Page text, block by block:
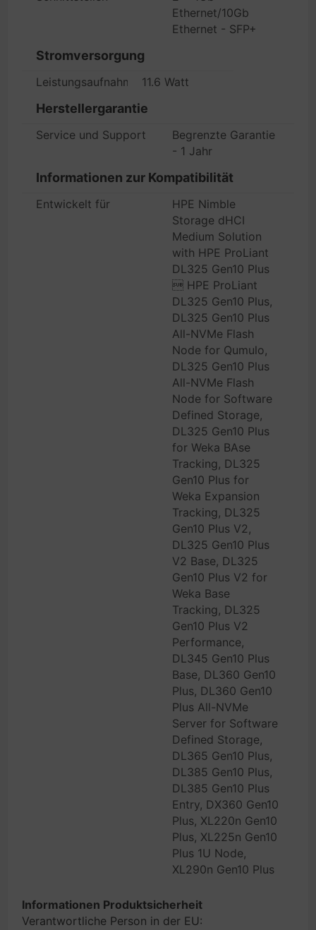
Ethernet/10Gb
Ethernet - SFP+
Stromversorgung
Leistungsaufnahme im Betrieb
11.6 Watt
Herstellergarantie
Service und Support
Begrenzte Garantie
- 1 Jahr
Informationen zur Kompatibilität
Entwickelt für
HPE Nimble
Storage dHCI
Medium Solution
with HPE ProLiant
DL325 Gen10 Plus
 HPE ProLiant
DL325 Gen10 Plus,
DL325 Gen10 Plus
All-NVMe Flash
Node for Qumulo,
DL325 Gen10 Plus
All-NVMe Flash
Node for Software
Defined Storage,
DL325 Gen10 Plus
for Weka BAse
Tracking, DL325
Gen10 Plus for
Weka Expansion
Tracking, DL325
Gen10 Plus V2,
DL325 Gen10 Plus
V2 Base, DL325
Gen10 Plus V2 for
Weka Base
Tracking, DL325
Gen10 Plus V2
Performance,
DL345 Gen10 Plus
Base, DL360 Gen10
Plus, DL360 Gen10
Plus All-NVMe
Server for Software
Defined Storage,
DL365 Gen10 Plus,
DL385 Gen10 Plus,
DL385 Gen10 Plus
Entry, DX360 Gen10
Plus, XL220n Gen10
Plus, XL225n Gen10
Plus 1U Node,
XL290n Gen10 Plus
Informationen Produktsicherheit
Verantwortliche Person in der EU: